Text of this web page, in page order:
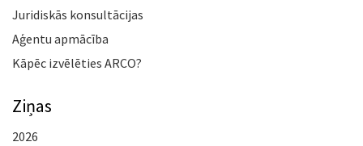
Juridiskās konsultācijas
Aģentu apmācība
Kāpēc izvēlēties ARCO?
Ziņas
2026